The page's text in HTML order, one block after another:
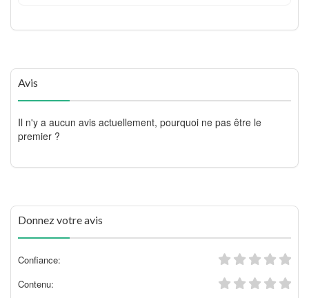
Avis
Il n'y a aucun avis actuellement, pourquoi ne pas être le
premier ?
Donnez votre avis
Confiance:
Contenu: